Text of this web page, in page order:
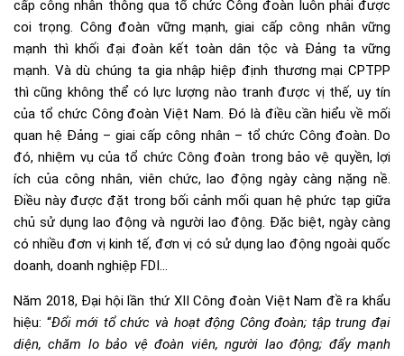
cấp công nhân thông qua tổ chức Công đoàn luôn phải được
coi trọng. Công đoàn vững mạnh, giai cấp công nhân vững
mạnh thì khối đại đoàn kết toàn dân tộc và Đảng ta vững
mạnh. Và dù chúng ta gia nhập hiệp định thương mại CPTPP
thì cũng không thể có lực lượng nào tranh được vị thế, uy tín
của tổ chức Công đoàn Việt Nam. Đó là điều cần hiểu về mối
quan hệ Đảng – giai cấp công nhân – tổ chức Công đoàn. Do
đó, nhiệm vụ của tổ chức Công đoàn trong bảo vệ quyền, lợi
ích của công nhân, viên chức, lao động ngày càng nặng nề.
Điều này được đặt trong bối cảnh mối quan hệ phức tạp giữa
chủ sử dụng lao động và người lao động. Đặc biệt, ngày càng
có nhiều đơn vị kinh tế, đơn vị có sử dụng lao động ngoài quốc
doanh, doanh nghiệp FDI…
Năm 2018, Đại hội lần thứ XII Công đoàn Việt Nam đề ra khẩu
hiệu: “Đổi mới tổ chức và hoạt động Công đoàn; tập trung đại
diện, chăm lo bảo vệ đoàn viên, người lao động; đẩy mạnh